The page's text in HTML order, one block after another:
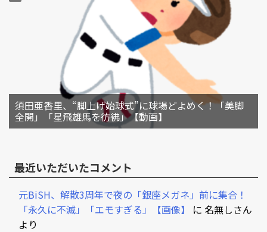
須田亜香里、“脚上げ始球式”に球場どよめく！「美脚
全開」「星飛雄馬を彷彿」【動画】
最近いただいたコメント
元BiSH、解散3周年で夜の「銀座メガネ」前に集合！
「永久に不滅」「エモすぎる」【画像】
に 名無しさん
より